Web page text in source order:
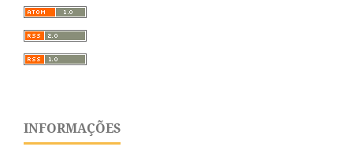
INFORMAÇÕES